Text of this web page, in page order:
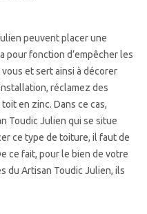
peuvent placer une
pour fonction d’empêcher les
et sert ainsi à décorer
réclamez des
en zinc. Dans ce cas,
Toudic Julien qui se situe
ce type de toiture, il faut de
ce fait, pour le bien de votre
du Artisan Toudic Julien, ils